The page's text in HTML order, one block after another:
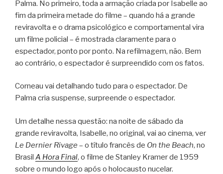
Palma. No primeiro, toda a armação criada por Isabelle ao
fim da primeira metade do filme – quando há a grande
reviravolta e o drama psicológico e comportamental vira
um filme policial – é mostrada claramente para o
espectador, ponto por ponto. Na refilmagem, não. Bem
ao contrário, o espectador é surpreendido com os fatos.
Corneau vai detalhando tudo para o espectador. De
Palma cria suspense, surpreende o espectador.
Um detalhe nessa questão: na noite de sábado da
grande reviravolta, Isabelle, no original, vai ao cinema, ver
Le Dernier Rivage – o título francês de On the Beach, no
Brasil A Hora Final, o filme de Stanley Kramer de 1959
sobre o mundo logo após o holocausto nucelar.